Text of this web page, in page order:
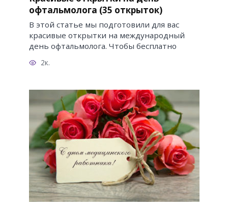
офтальмолога (35 открыток)
В этой статье мы подготовили для вас
красивые открытки на международный
день офтальмолога. Чтобы бесплатно
2к.